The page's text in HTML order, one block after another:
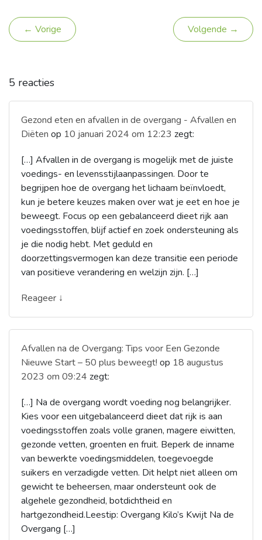
← Vorige Volgende →
5 reacties
Gezond eten en afvallen in de overgang - Afvallen en
Diëten op 10 januari 2024 om 12:23 zegt:
[…] Afvallen in de overgang is mogelijk met de juiste
voedings- en levensstijlaanpassingen. Door te
begrijpen hoe de overgang het lichaam beïnvloedt,
kun je betere keuzes maken over wat je eet en hoe je
beweegt. Focus op een gebalanceerd dieet rijk aan
voedingsstoffen, blijf actief en zoek ondersteuning als
je die nodig hebt. Met geduld en
doorzettingsvermogen kan deze transitie een periode
van positieve verandering en welzijn zijn. […]
Reageer ↓
Afvallen na de Overgang: Tips voor Een Gezonde
Nieuwe Start – 50 plus beweegt! op 18 augustus
2023 om 09:24 zegt:
[…] Na de overgang wordt voeding nog belangrijker.
Kies voor een uitgebalanceerd dieet dat rijk is aan
voedingsstoffen zoals volle granen, magere eiwitten,
gezonde vetten, groenten en fruit. Beperk de inname
van bewerkte voedingsmiddelen, toegevoegde
suikers en verzadigde vetten. Dit helpt niet alleen om
gewicht te beheersen, maar ondersteunt ook de
algehele gezondheid, botdichtheid en
hartgezondheid.Leestip: Overgang Kilo’s Kwijt Na de
Overgang […]